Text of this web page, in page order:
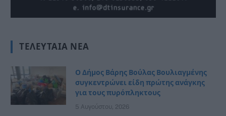
ΤΕΛΕΥΤΑΊΑ ΝΈΑ
Ο Δήμος Βάρης Βούλας Βουλιαγμένης
συγκεντρώνει είδη πρώτης ανάγκης
για τους πυρόπληκτους
5 Αυγούστου, 2026